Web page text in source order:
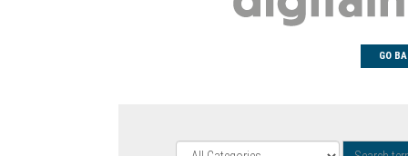
GO